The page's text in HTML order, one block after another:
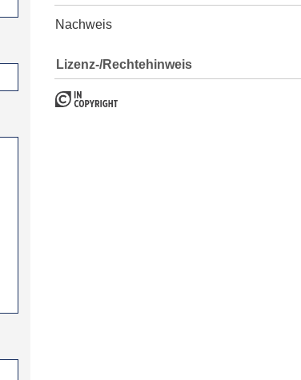
Nachweis
Lizenz-/Rechtehinweis